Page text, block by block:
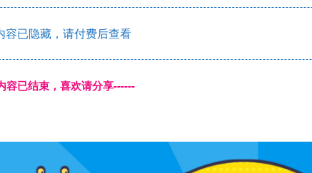
已隐藏，请付费后查看
容已结束，喜欢请分享------